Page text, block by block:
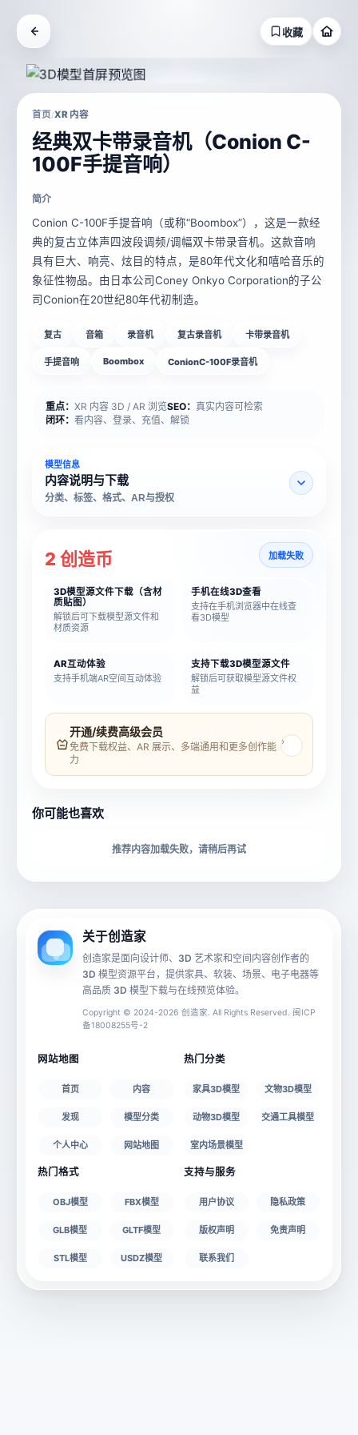
收藏
首页/XR 内容
经典双卡带录音机（Conion C-
100F手提音响）
简介
Conion C-100F手提音响（或称“Boombox”），这是一款经
典的复古立体声四波段调频/调幅双卡带录音机。这款音响
具有巨大、响亮、炫目的特点，是80年代文化和嘻哈音乐的
象征性物品。由日本公司Coney Onkyo Corporation的子公
司Conion在20世纪80年代初制造。
复古 音箱 录音机 复古录音机 卡带录音机
手提音响 Boombox ConionC-100F录音机
重点： XR 内容 3D / AR 浏览SEO： 真实内容可检索
闭环： 看内容、登录、充值、解锁
模型信息
内容说明与下载
分类、标签、格式、AR与授权
模型名称
材质贴图
文件大小
2 创造币 加载失败
3D模型源文件下载（含材
质贴图）
解锁后可下载模型源文件和
材质资源
手机在线3D查看
支持在手机浏览器中在线查
看3D模型
AR互动体验
支持手机端AR空间互动体验
支持下载3D模型源文件
解锁后可获取模型源文件权
益
开通/续费高级会员
免费下载权益、AR 展示、多端通用和更多创作能
力
›
你可能也喜欢
推荐内容加载失败，请稍后再试
关于创造家
创造家是面向设计师、3D 艺术家和空间内容创作者的
3D 模型资源平台，提供家具、软装、场景、电子电器等
高品质 3D 模型下载与在线预览体验。
Copyright © 2024-2026 创造家. All Rights Reserved. 闽ICP
备18008255号-2
网站地图
首页 内容
发现 模型分类
个人中心 网站地图
热门分类
家具3D模型 文物3D模型
动物3D模型 交通工具模型
室内场景模型
热门格式
OBJ模型 FBX模型
GLB模型 GLTF模型
STL模型 USDZ模型
支持与服务
用户协议 隐私政策
版权声明 免责声明
联系我们